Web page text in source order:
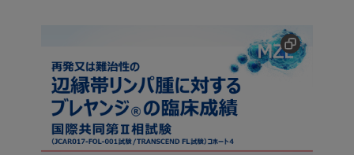
再発又は難治性の辺縁帯リンパ腫に対するブレヤ